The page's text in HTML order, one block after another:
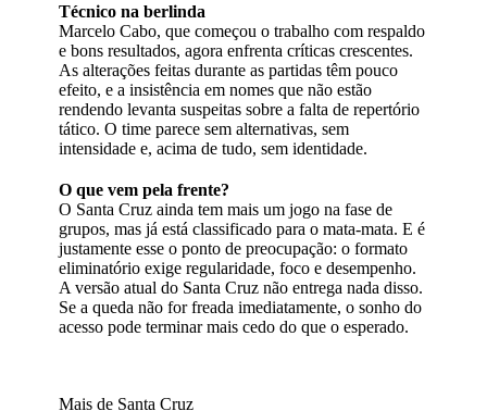
Técnico na berlinda
Marcelo Cabo, que começou o trabalho com respaldo
e bons resultados, agora enfrenta críticas crescentes.
As alterações feitas durante as partidas têm pouco
efeito, e a insistência em nomes que não estão
rendendo levanta suspeitas sobre a falta de repertório
tático. O time parece sem alternativas, sem
intensidade e, acima de tudo, sem identidade.
O que vem pela frente?
O Santa Cruz ainda tem mais um jogo na fase de
grupos, mas já está classificado para o mata-mata. E é
justamente esse o ponto de preocupação: o formato
eliminatório exige regularidade, foco e desempenho.
A versão atual do Santa Cruz não entrega nada disso.
Se a queda não for freada imediatamente, o sonho do
acesso pode terminar mais cedo do que o esperado.
Mais de Santa Cruz